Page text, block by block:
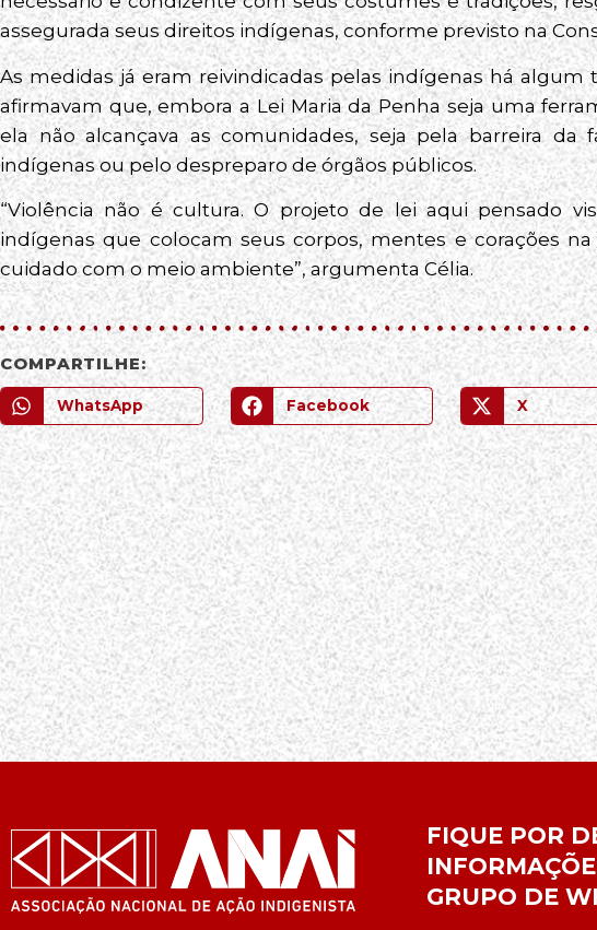
assegurada seus direitos indígenas, conforme previsto na
As medidas já eram reivindicadas pelas indígenas há algum
afirmavam que, embora a Lei Maria da Penha seja uma
ela não alcançava as comunidades, seja pela barreira da
indígenas ou pelo despreparo de órgãos públicos.
“Violência não é cultura. O projeto de lei aqui pensado
indígenas que colocam seus corpos, mentes e corações
cuidado com o meio ambiente”, argumenta Célia.
COMPARTILHE:
WhatsApp Facebook X
FIQUE POR
GRUPO DE